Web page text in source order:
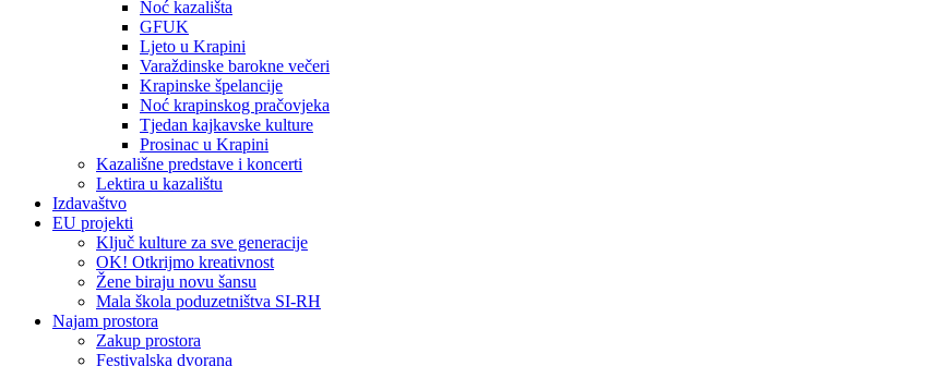
Noć kazališta
GFUK
Ljeto u Krapini
Varaždinske barokne večeri
Krapinske špelancije
Noć krapinskog pračovjeka
Tjedan kajkavske kulture
Prosinac u Krapini
Kazališne predstave i koncerti
Lektira u kazalištu
Izdavaštvo
EU projekti
Ključ kulture za sve generacije
OK! Otkrijmo kreativnost
Žene biraju novu šansu
Mala škola poduzetništva SI-RH
Najam prostora
Zakup prostora
Festivalska dvorana